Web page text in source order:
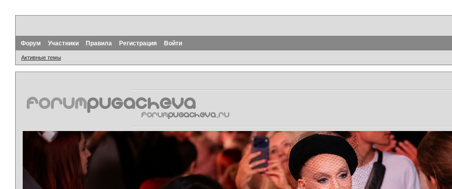
Форум Участники Правила Регистрация Войти
Активные темы